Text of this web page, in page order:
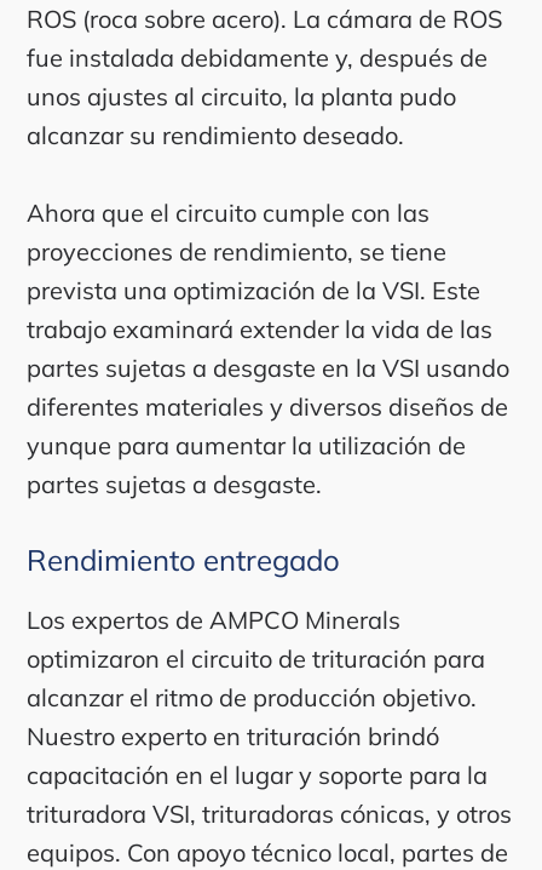
ROS (roca sobre acero). La cámara de ROS
fue instalada debidamente y, después de
unos ajustes al circuito, la planta pudo
alcanzar su rendimiento deseado.
Ahora que el circuito cumple con las
proyecciones de rendimiento, se tiene
prevista una optimización de la VSI. Este
trabajo examinará extender la vida de las
partes sujetas a desgaste en la VSI usando
diferentes materiales y diversos diseños de
yunque para aumentar la utilización de
partes sujetas a desgaste.
Rendimiento entregado
Los expertos de AMPCO Minerals
optimizaron el circuito de trituración para
alcanzar el ritmo de producción objetivo.
Nuestro experto en trituración brindó
capacitación en el lugar y soporte para la
trituradora VSI, trituradoras cónicas, y otros
equipos. Con apoyo técnico local, partes de